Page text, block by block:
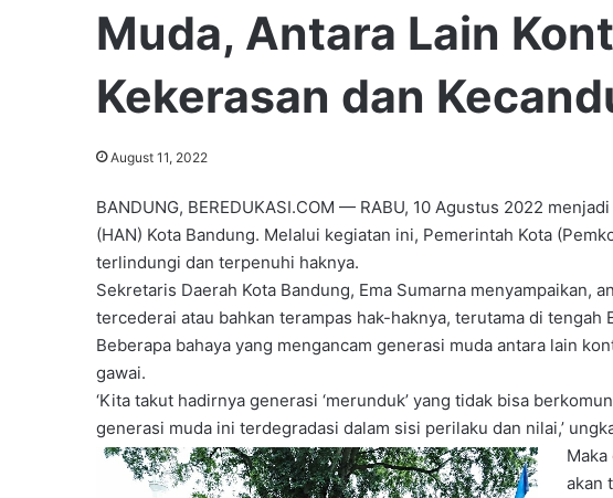
Muda, Antara Lain
Kekerasan dan
August 11, 2022
BANDUNG, BEREDUKASI.COM — RABU, 10 Agustus 2022
(HAN) Kota Bandung. Melalui kegiatan ini, Pemerintah Kota
terlindungi dan terpenuhi haknya.
Sekretaris Daerah Kota Bandung, Ema Sumarna menyampaikan,
tercederai atau bahkan terampas hak-haknya, terutama di tengah
Beberapa bahaya yang mengancam generasi muda antara lain
gawai.
‘Kita takut hadirnya generasi ‘merunduk’ yang tidak bisa
generasi muda ini terdegradasi dalam sisi perilaku dan nilai,’
akan